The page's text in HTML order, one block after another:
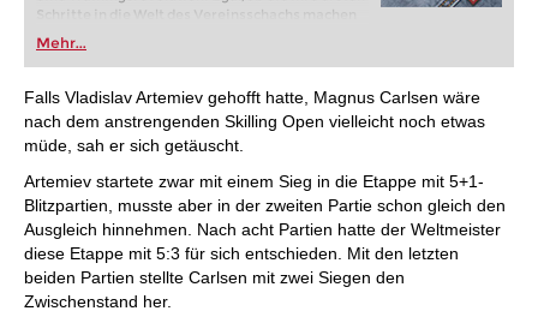
Schritte in die Welt des Vereinsschachs machen
oder bereits auf Turnierniveau spielen: Mit
FRITZ trainieren Sie effizienter, intelligenter und
individueller als je zuvor.
Mehr...
Falls Vladislav Artemiev gehofft hatte, Magnus Carlsen wäre
nach dem anstrengenden Skilling Open vielleicht noch etwas
müde, sah er sich getäuscht.
Artemiev startete zwar mit einem Sieg in die Etappe mit 5+1-
Blitzpartien, musste aber in der zweiten Partie schon gleich den
Ausgleich hinnehmen. Nach acht Partien hatte der Weltmeister
diese Etappe mit 5:3 für sich entschieden. Mit den letzten
beiden Partien stellte Carlsen mit zwei Siegen den
Zwischenstand her.